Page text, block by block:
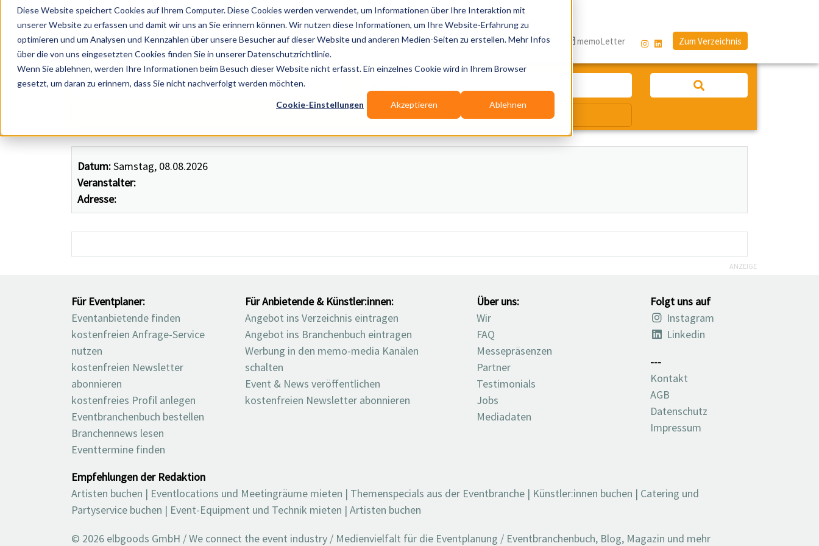
Diese Website speichert Cookies auf Ihrem Computer. Diese Cookies werden verwendet, um Informationen über Ihre Interaktion mit
unserer Website zu erfassen und damit wir uns an Sie erinnern können. Wir nutzen diese Informationen, um Ihre Website-Erfahrung zu
optimieren und um Analysen und Kennzahlen über unsere Besucher auf dieser Website und anderen Medien-Seiten zu erstellen. Mehr Infos
über die von uns eingesetzten Cookies finden Sie in unserer Datenschutzrichtlinie.
Wenn Sie ablehnen, werden Ihre Informationen beim Besuch dieser Website nicht erfasst. Ein einzelnes Cookie wird in Ihrem Browser
gesetzt, um daran zu erinnern, dass Sie nicht nachverfolgt werden möchten.
Cookie-Einstellungen Akzeptieren Ablehnen
Datum:Samstag, 08.08.2026
Veranstalter:
Adresse:
Publikationen Branchen-Infos Services Blog memoLetter Zum Verzeichnis
Künstler, Zelte, Bands, Catering, ...
Wir suchen für Dich
ANZEIGE
Für Eventplaner:
Eventanbietende finden
kostenfreien Anfrage-Service
nutzen
kostenfreien Newsletter
abonnieren
kostenfreies Profil anlegen
Eventbranchenbuch bestellen
Branchennews lesen
Eventtermine finden
Für Anbietende & Künstler:innen:
Angebot ins Verzeichnis eintragen
Angebot ins Branchenbuch eintragen
Werbung in den memo-media Kanälen
schalten
Event & News veröffentlichen
kostenfreien Newsletter abonnieren
Über uns:
Wir
FAQ
Messepräsenzen
Partner
Testimonials
Jobs
Mediadaten
Folgt uns auf
Instagram
Linkedin
---
Kontakt
AGB
Datenschutz
Impressum
Empfehlungen der Redaktion
Artisten buchen | Eventlocations und Meetingräume mieten | Themenspecials aus der Eventbranche | Künstler:innen buchen | Catering und
Partyservice buchen | Event-Equipment und Technik mieten | Artisten buchen
© 2026 elbgoods GmbH / We connect the event industry / Medienvielfalt für die Eventplanung / Eventbranchenbuch, Blog, Magazin und mehr